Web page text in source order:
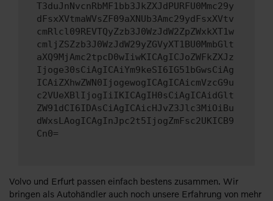
T3duJnNvcnRbMF1bb3JkZXJdPURFU0Mmc29y
dFsxXVtmaWVsZF09aXNUb3Amc29ydFsxXVtv
cmRlcl09REVTQyZzb3J0WzJdW2ZpZWxkXT1w
cmljZSZzb3J0WzJdW29yZGVyXT1BU0MmbGlt
aXQ9MjAmc2tpcD0wIiwKICAgICJoZWFkZXJz
Ijoge30sCiAgICAiYm9keSI6IG51bGwsCiAg
ICAiZXhwZWN0IjogewogICAgICAicmVzcG9u
c2VUeXBlIjogIiIKICAgIH0sCiAgICAidGlt
ZW91dCI6IDAsCiAgICAicHJvZ3Jlc3MiOiBu
dWxsLAogICAgInJpc2t5IjogZmFsc2UKICB9
Cn0=
Volvo und Erfurt passen einfach bestens zusammen. Wir
bringen als Autohändler auch noch unsere Erfahrung von mehr